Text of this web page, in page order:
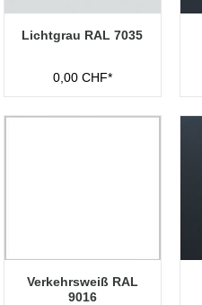
Lichtgrau RAL 7035
0,00 CHF*
Verkehrsweiß RAL
9016